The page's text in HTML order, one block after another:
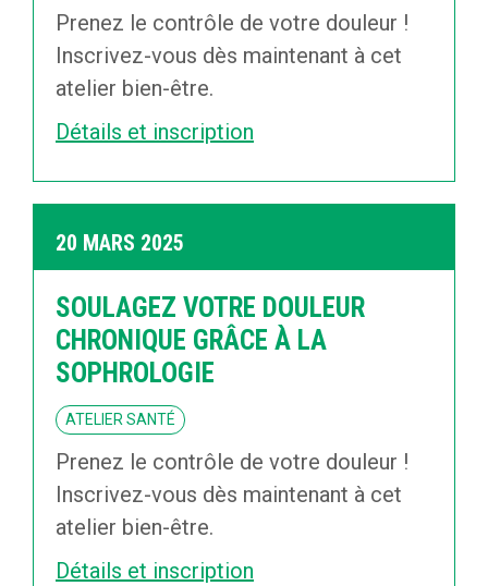
Prenez le contrôle de votre douleur !
Inscrivez-vous dès maintenant à cet
atelier bien-être.
Détails et inscription
20 MARS 2025
SOULAGEZ VOTRE DOULEUR
CHRONIQUE GRÂCE À LA
SOPHROLOGIE
ATELIER SANTÉ
Prenez le contrôle de votre douleur !
Inscrivez-vous dès maintenant à cet
atelier bien-être.
Détails et inscription